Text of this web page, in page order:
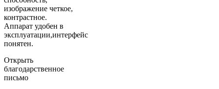
изображение четкое,
контрастное.
Аппарат удобен в
эксплуатации,интерфейс
понятен.
Открыть
благодарственное
письмо